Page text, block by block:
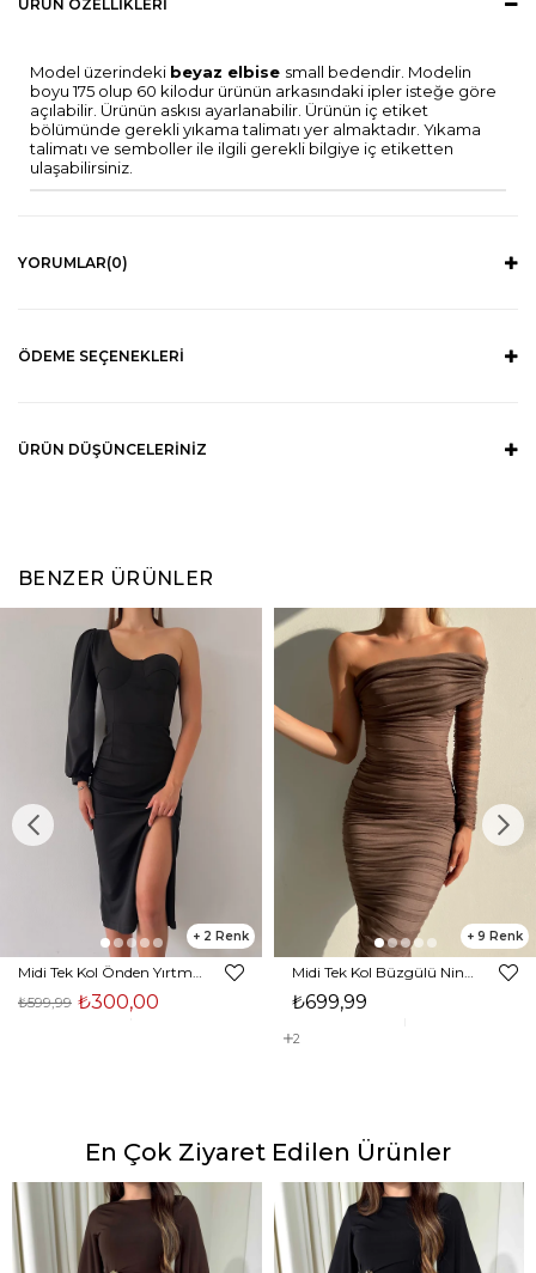
ÜRÜN ÖZELLIKLERI
Model üzerindeki beyaz elbise small bedendir. Modelin
boyu 175 olup 60 kilodur ürünün arkasındaki ipler isteğe göre
açılabilir. Ürünün askısı ayarlanabilir. Ürünün iç etiket
bölümünde gerekli yıkama talimatı yer almaktadır. Yıkama
talimatı ve semboller ile ilgili gerekli bilgiye iç etiketten
ulaşabilirsiniz.
YORUMLAR(0)
ÖDEME SEÇENEKLERI
ÜRÜN DÜŞÜNCELERINIZ
BENZER ÜRÜNLER
2
₺300,00
₺599,99
9
₺699,99
2
En Çok Ziyaret Edilen Ürünler